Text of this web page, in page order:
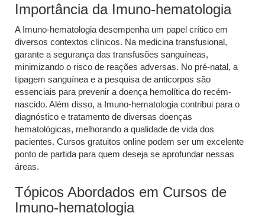
Importância da Imuno-hematologia
A Imuno-hematologia desempenha um papel crítico em
diversos contextos clínicos. Na medicina transfusional,
garante a segurança das transfusões sanguíneas,
minimizando o risco de reações adversas. No pré-natal, a
tipagem sanguínea e a pesquisa de anticorpos são
essenciais para prevenir a doença hemolítica do recém-
nascido. Além disso, a Imuno-hematologia contribui para o
diagnóstico e tratamento de diversas doenças
hematológicas, melhorando a qualidade de vida dos
pacientes. Cursos gratuitos online podem ser um excelente
ponto de partida para quem deseja se aprofundar nessas
áreas.
Tópicos Abordados em Cursos de
Imuno-hematologia